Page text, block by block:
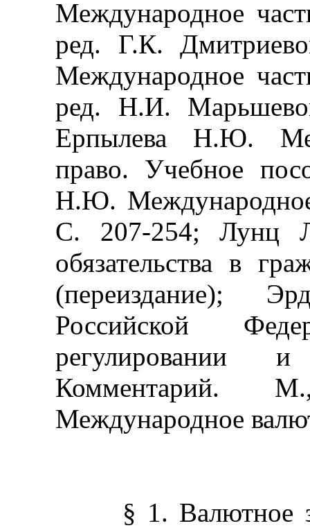
Международное
ред. Г.К.
Международное
ред. Н.И.
Ерпылева Н.Ю.
право. Учебное
Н.Ю.
С. 207-254; Лунц
обязательства в
(переиздание);
Российской
регулировании
Международное
§ 1. Валютное